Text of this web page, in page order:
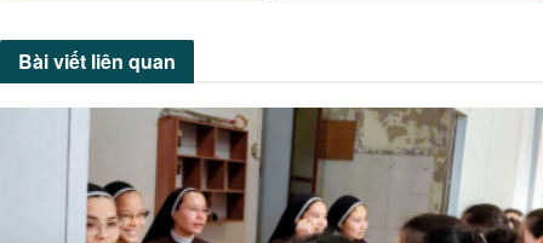
Bài viết liên quan